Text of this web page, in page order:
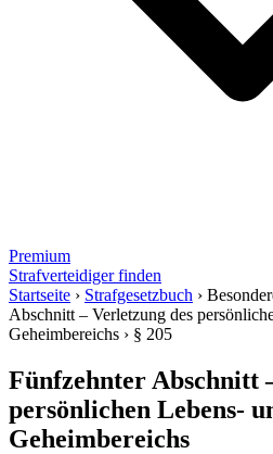
Premium
Strafverteidiger finden
Startseite › Strafgesetzbuch ›
Abschnitt – Verletzung des
Geheimbereichs › § 205
Fünfzehnter Abschnitt
persönlichen Lebens-
Geheimbereichs